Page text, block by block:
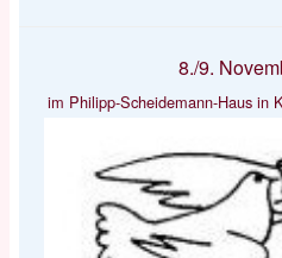
8./9.
im Philipp-Scheidemann-Haus in